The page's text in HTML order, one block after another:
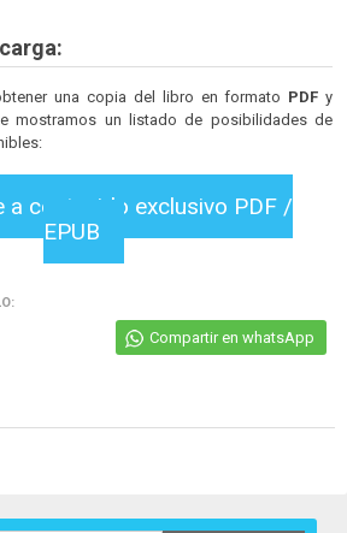
una copia del libro en formato PDF y
te mostramos un listado de posibilidades de
contenido exclusivo PDF /
EPUB
Compartir en whatsApp